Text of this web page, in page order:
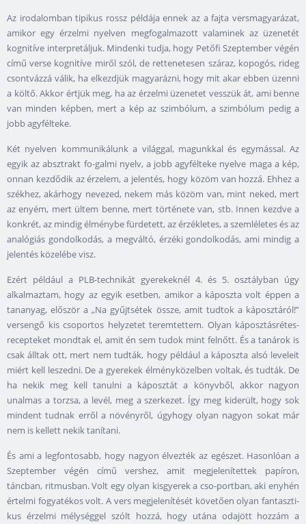
Az irodalomban tipikus rossz példája ennek az a fajta versmagyarázat,
amikor egy érzelmi nyelven megfogalmazott valaminek az üzenetét
kognitíve interpretáljuk. Mindenki tudja, hogy Petőfi Szeptember végén
című verse kognitíve miről szól, de rettenetesen száraz, kopogós, rideg
csontvázzá válik, ha elkezdjük magyarázni, hogy mit akar ebben üzenni
a költő. Akkor értjük meg, ha az érzelmi üzenetet vesszük át, ami benne
van minden képben, mert a kép az szimbólum, a szimbólum pedig a
jobb agyfélteke.
Két nyelven kommunikálunk a világgal, magunkkal és egymással. Az
egyik az absztrakt fo-galmi nyelv, a jobb agyfélteke nyelve maga a kép,
onnan kezdődik az érzelem, a jelentés, hogy közöm van hozzá. Ehhez a
székhez, akárhogy nevezed, nekem más közöm van, mint neked, mert
az enyém, mert ültem benne, mert története van, stb. Innen kezdve a
konkrét, az mindig élménybe fürdetett, az érzékletes, a szemléletes és az
analógiás gondolkodás, a megváltó, érzéki gondolkodás, ami mindig a
jelentés közelébe visz.
Ezért például a PLB-technikát gyerekeknél 4. és 5. osztályban úgy
alkalmaztam, hogy az egyik esetben, amikor a káposzta volt éppen a
tananyag, először a „Na gyűjtsétek össze, amit tudtok a káposztáról!”
versengő kis csoportos helyzetet teremtettem. Olyan káposztásrétes-
recepteket mondtak el, amit én sem tudok mint felnőtt. És a tanárok is
csak álltak ott, mert nem tudták, hogy például a káposzta alsó leveleit
miért kell leszedni. De a gyerekek élményközelben voltak, és tudták. De
ha nekik meg kell tanulni a káposztát a könyvből, akkor nagyon
unalmas a torzsa, a levél, meg a szerkezet. Így meg kiderült, hogy sok
mindent tudnak erről a növényről, úgyhogy olyan nagyon sokat már
nem is kellett nekik tanítani.
És ami a legfontosabb, hogy nagyon élvezték az egészet. Hasonlóan a
Szeptember végén című vershez, amit megjelenítettek papíron,
táncban, ritmusban. Volt egy olyan kisgyerek a cso-portban, aki enyhén
értelmi fogyatékos volt. A vers megjelenítését követően olyan fantaszti-
kus érzelmi mélységgel szólt hozzá, hogy utána odajött hozzám a